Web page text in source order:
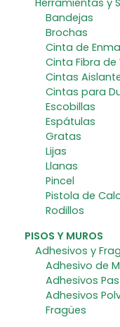
Bandejas
Brochas
Cinta de
Cinta Fibra de
Cintas
Cintas para
Escobillas
Espátulas
Gratas
Lijas
Llanas
Pincel
Pistola de
Rodillos
PISOS Y MUROS
Adhesivos y
Adhesivo de
Adhesivos
Adhesivos
Fragües